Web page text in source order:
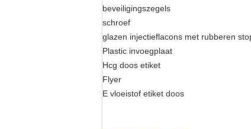
beveiligingszegels
schroef
glazen injectieflacons met rubberen
Plastic invoegplaat
Hcg doos etiket
Flyer
E vloeistof etiket doos